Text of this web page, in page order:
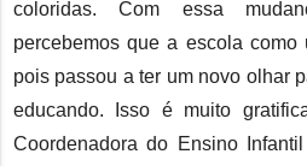
coloridas. Com essa
percebemos que a escola como
pois passou a ter um novo olhar
educando. Isso é muito
Coordenadora do Ensino